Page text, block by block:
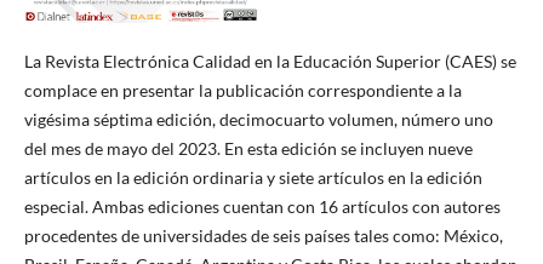
La Revista Electrónica Calidad en la Educación Superior (CAES) se
complace en presentar la publicación correspondiente a la
vigésima séptima edición, decimocuarto volumen, número uno
del mes de mayo del 2023. En esta edición se incluyen nueve
artículos en la edición ordinaria y siete artículos en la edición
especial. Ambas ediciones cuentan con 16 artículos con autores
procedentes de universidades de seis países tales como: México,